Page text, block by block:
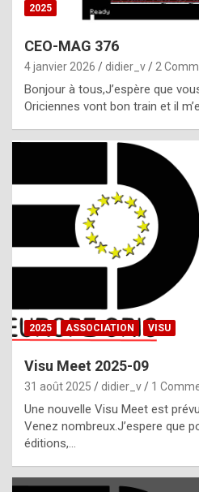
p
e
c
i
l
,
g
h
t
f
2025
CEO-MAG 376
4 janvier 2026 didier_v 2
Bonjour à tous,J’espère que
Oriciennes vont bon train et il
2025 ASSOCIATION VISU
Visu Meet 2025-09
31 août 2025 didier_v 1
Une nouvelle Visu Meet est
Venez nombreux.J’espere que
éditions,…